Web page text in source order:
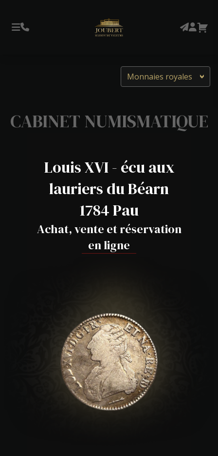
CABINET NUMISMATIQUE
Monnaies royales
Louis XVI - écu aux
lauriers du Béarn
1784 Pau
Achat, vente et réservation
en ligne